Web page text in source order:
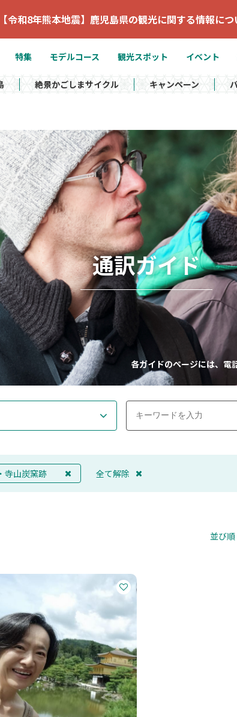
【令和8年熊本地震】鹿児島県の観光に関する情報につ
特集 モデルコース 観光スポット イベント
絶景かごしまサイクル キャンペーン
通訳ガイド
各ガイドのページには、電
寺山炭窯跡 全て解除
並び順